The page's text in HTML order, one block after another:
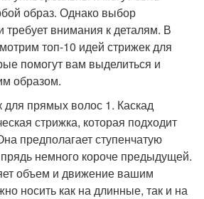
образ. Однако выбор
требует внимания к деталям. В
топ-10 идей стрижек для
помогут вам выделиться и
образом.
для прямых волос 1. Каскад
стрижка, которая подходит
предполагает ступенчатую
немного короче предыдущей.
объем и движение вашим
носить как на длинные, так и на